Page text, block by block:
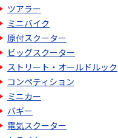
ツアラー
ミニバイク
原付スクーター
ビッグスクーター
ストリート・オールドルック
コンペティション
ミニカー
バギー
電気スクーター